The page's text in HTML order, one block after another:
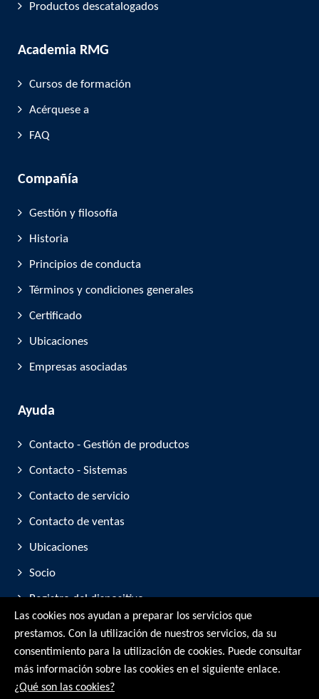
Productos descatalogados
Academia RMG
Cursos de formación
Acérquese a
FAQ
Compañía
Gestión y filosofía
Historia
Principios de conducta
Términos y condiciones generales
Certificado
Ubicaciones
Empresas asociadas
Ayuda
Contacto - Gestión de productos
Contacto - Sistemas
Contacto de servicio
Contacto de ventas
Ubicaciones
Socio
Registro del dispositivo
Participación en ferias comerciales
Las cookies nos ayudan a preparar los servicios que
prestamos. Con la utilización de nuestros servicios, da su
consentimiento para la utilización de cookies. Puede consultar
más información sobre las cookies en el siguiente enlace.
¿Qué son las cookies?